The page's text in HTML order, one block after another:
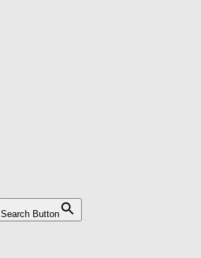
Search Button